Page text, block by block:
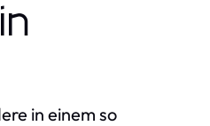
in einem so